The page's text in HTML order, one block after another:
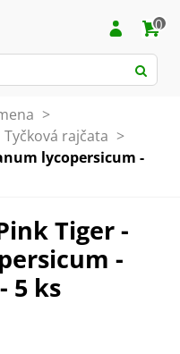
0
>
Tyčková rajčata >
lycopersicum -
Tiger -
-
5 ks